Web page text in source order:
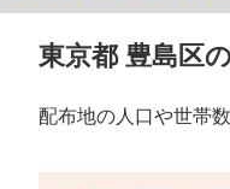
東京都 豊島区
配布地の人口や世帯